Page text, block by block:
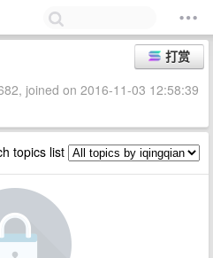
打赏
joined on 2016-11-03 12:58:39
topics list